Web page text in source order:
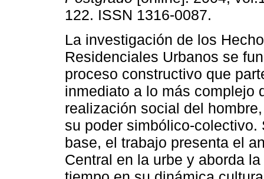
122. ISSN 1316-0087.
La investigación de los
Residenciales Urbanos se
proceso constructivo que
inmediato a lo más complejo
realización social del
su poder simbólico-colectivo.
base, el trabajo presenta el
Central en la urbe y aborda